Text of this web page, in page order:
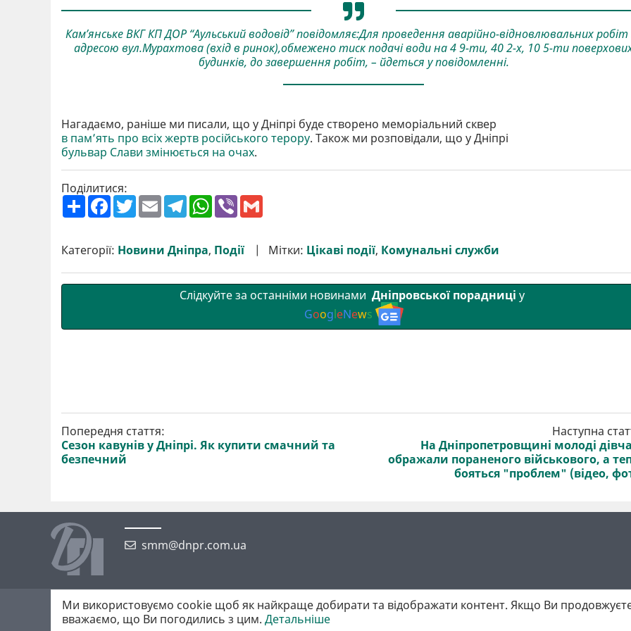
Кам’янське ВКГ КП ДОР “Аульський водовід” повідомляє:Для проведення аварійно-відновлювальних робіт
адресою вул.Мурахтова (вхід в ринок),обмежено тиск подачі води на 4 9-ти, 40 2-х, 10 5-ти
будинків, до завершення робіт, – йдеться у повідомленні.
Нагадаємо, раніше ми писали, що у Дніпрі буде створено меморіальний сквер
в памʼять про всіх жертв російського терору. Також ми розповідали, що у Дніпрі
бульвар Слави змінюється на очах.
Поділитися:
П
о
р
и
F
a
b
o
T
w
t
e
E
m
l
T
e
g
r
W
h
s
A
V
r
Категорії: Новини Дніпра, Події Мітки: Цікаві події, Комунальні служби
Слідкуйте за останніми новинами Дніпровської порадниці у
GoogleNews
Попередня стаття:
Сезон кавунів у Дніпрі. Як купити смачний та
безпечний
Наступна
На Дніпропетровщині молоді
ображали пораненого військового, а
бояться "проблем" (відео,
smm@dnpr.com.ua
©2026 https://dnpr.com.ua Дніпровська порадниця
Всі права захищені. При повному або частковому використанні матеріалів обов'язкове активне гіперпосилання у першому абзаці.
Ми використовуємо cookie щоб як найкраще добирати та відображати контент. Якщо Ви
вважаємо, що Ви погодились з цим. Детальніше